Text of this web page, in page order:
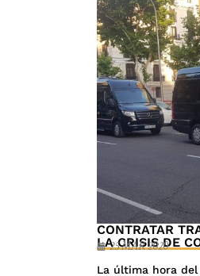
CONTRATAR
LA CRISIS DE
25 MAR 2020
La última hora